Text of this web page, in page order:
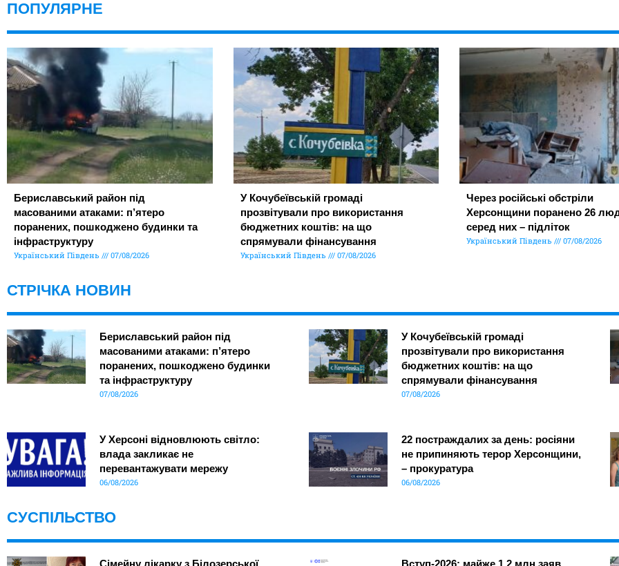
ПОПУЛЯРНЕ
Бериславський район під
масованими атаками: п’ятеро
поранених, пошкоджено будинки та
інфраструктуру
Український Південь 07/08/2026
У Кочубеївській громаді
прозвітували про використання
бюджетних коштів: на що
спрямували фінансування
Український Південь 07/08/2026
Через російські обстріли
Херсонщини поранено 26
серед них – підліток
Український Південь 07/08/2026
СТРІЧКА НОВИН
Бериславський район під
масованими атаками: п’ятеро
поранених, пошкоджено будинки
та інфраструктуру
07/08/2026
У Кочубеївській громаді
прозвітували про використання
бюджетних коштів: на що
спрямували фінансування
07/08/2026
У Херсоні відновлюють світло:
влада закликає не
перевантажувати мережу
06/08/2026
22 постраждалих за день: росіяни
не припиняють терор Херсонщини,
– прокуратура
06/08/2026
СУСПІЛЬСТВО
Сімейну лікарку з Білозерської Вступ-2026: майже 1,2 млн заяв